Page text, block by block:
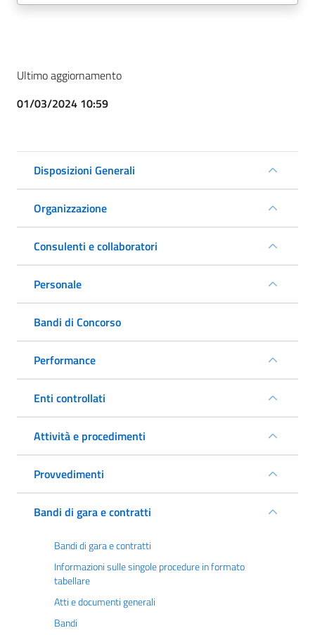
Ultimo aggiornamento
01/03/2024 10:59
Disposizioni Generali
Organizzazione
Consulenti e collaboratori
Personale
Bandi di Concorso
Performance
Enti controllati
Attività e procedimenti
Provvedimenti
Bandi di gara e contratti
Bandi di gara e contratti
Informazioni sulle singole procedure in formato
tabellare
Atti e documenti generali
Bandi